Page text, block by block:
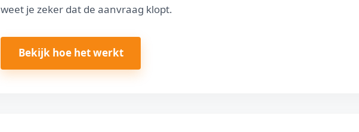
weet je zeker dat de aanvraag klopt.
Bekijk hoe het werkt